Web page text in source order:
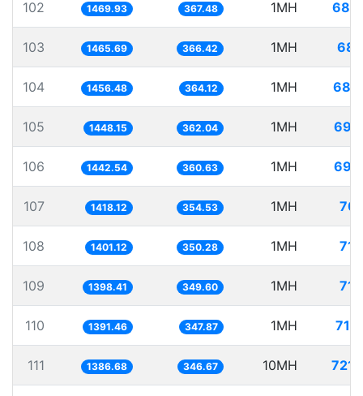
102 1469.93 367.48 1MH
103 1465.69 366.42 1MH
104 1456.48 364.12 1MH
105 1448.15 362.04 1MH
106 1442.54 360.63 1MH
107 1418.12 354.53 1MH
108 1401.12 350.28 1MH
109 1398.41 349.60 1MH
110 1391.46 347.87 1MH
111 1386.68 346.67 10MH